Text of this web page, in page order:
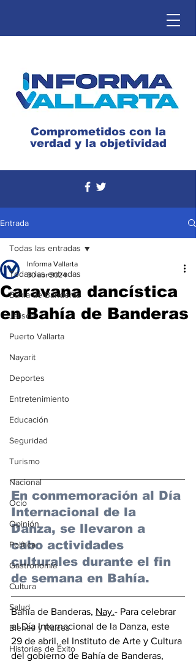
Comprometidos con la
verdad y la objetividad
Entrada
Todas las entradas
Bahía de Banderas
Jalisco
Puerto Vallarta
Nayarit
Deportes
Entretenimiento
Educación
Seguridad
Turismo
Nacional
Ocio
Opinión
Política
Gastronomía
Cultura
Salud
Bienes y Raíces
Historias de Éxito
Todas las entradas
Caravana dancística
en Bahía de Banderas
Informa Vallarta
30 abr 2024
En conmemoración al Día
Internacional de la
Danza, se llevaron a
cabo actividades
culturales durante el fin
de semana en Bahía.
Bahía de Banderas, Nay.- Para celebrar
el Día Internacional de la Danza, este
29 de abril, el Instituto de Arte y Cultura
del gobierno de Bahía de Banderas,